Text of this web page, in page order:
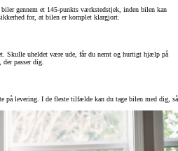
gennem et 145-punkts værkstedstjek, inden bilen kan
for, at bilen er komplet klargjort.
Skulle uheldet være ude, får du nemt og hurtigt hjælp på
passer dig.
på levering. I de fleste tilfælde kan du tage bilen med dig, så